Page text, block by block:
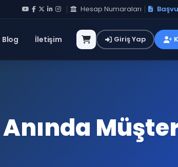
Hesap Numaraları
Blog İletişim Giriş Yap